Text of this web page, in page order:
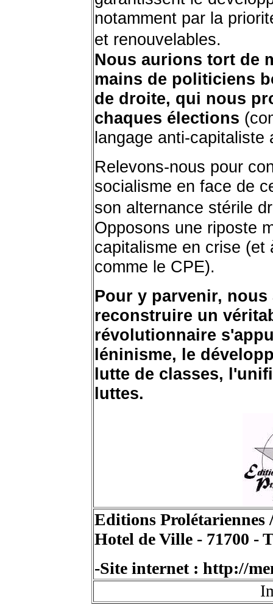
notamment par la
et renouvelables.
Nous aurions tort de
mains de politiciens
de droite, qui nous
chaques élections
langage anti-capitaliste
Relevons-nous pour
socialisme en face de
son alternance stérile
Opposons une riposte
capitalisme en crise (et
comme le CPE).
Pour y parvenir,
reconstruire un
révolutionnaire
léninisme, le
lutte de classes,
luttes.
Editions Prolétariennes
Hotel de Ville - 71700 -
-Site internet : http://